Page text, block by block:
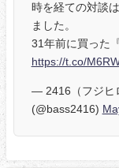
時を経ての対談
ました。
31年前に買った
https://t.co/
— 2416（フジヒ
(@bass2416)